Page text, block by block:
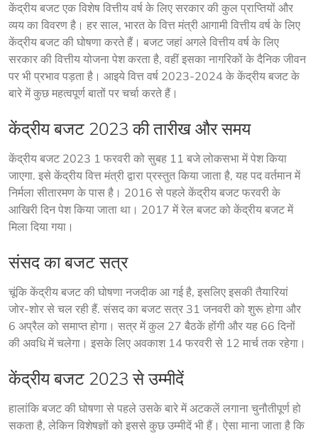
केंद्रीय बजट एक विशेष वित्तीय वर्ष के लिए सरकार की कुल प्राप्तियों और
व्यय का विवरण है। हर साल, भारत के वित्त मंत्री आगामी वित्तीय वर्ष के लिए
केंद्रीय बजट की घोषणा करते हैं। बजट जहां अगले वित्तीय वर्ष के लिए
सरकार की वित्तीय योजना पेश करता है, वहीं इसका नागरिकों के दैनिक जीवन
पर भी प्रभाव पड़ता है। आइये वित्त वर्ष 2023-2024 के केंद्रीय बजट के
बारे में कुछ महत्वपूर्ण बातों पर चर्चा करते हैं।
केंद्रीय बजट 2023 की तारीख और समय
केंद्रीय बजट 2023 1 फरवरी को सुबह 11 बजे लोकसभा में पेश किया
जाएगा. इसे केंद्रीय वित्त मंत्री द्वारा प्रस्तुत किया जाता है, यह पद वर्तमान में
निर्मला सीतारमण के पास है। 2016 से पहले केंद्रीय बजट फरवरी के
आखिरी दिन पेश किया जाता था। 2017 में रेल बजट को केंद्रीय बजट में
मिला दिया गया।
संसद का बजट सत्र
चूंकि केंद्रीय बजट की घोषणा नजदीक आ गई है, इसलिए इसकी तैयारियां
जोर-शोर से चल रही हैं. संसद का बजट सत्र 31 जनवरी को शुरू होगा और
6 अप्रैल को समाप्त होगा। सत्र में कुल 27 बैठकें होंगी और यह 66 दिनों
की अवधि में चलेगा। इसके लिए अवकाश 14 फरवरी से 12 मार्च तक रहेगा।
केंद्रीय बजट 2023 से उम्मीदें
हालांकि बजट की घोषणा से पहले उसके बारे में अटकलें लगाना चुनौतीपूर्ण हो
सकता है, लेकिन विशेषज्ञों को इससे कुछ उम्मीदें भी हैं। ऐसा माना जाता है कि